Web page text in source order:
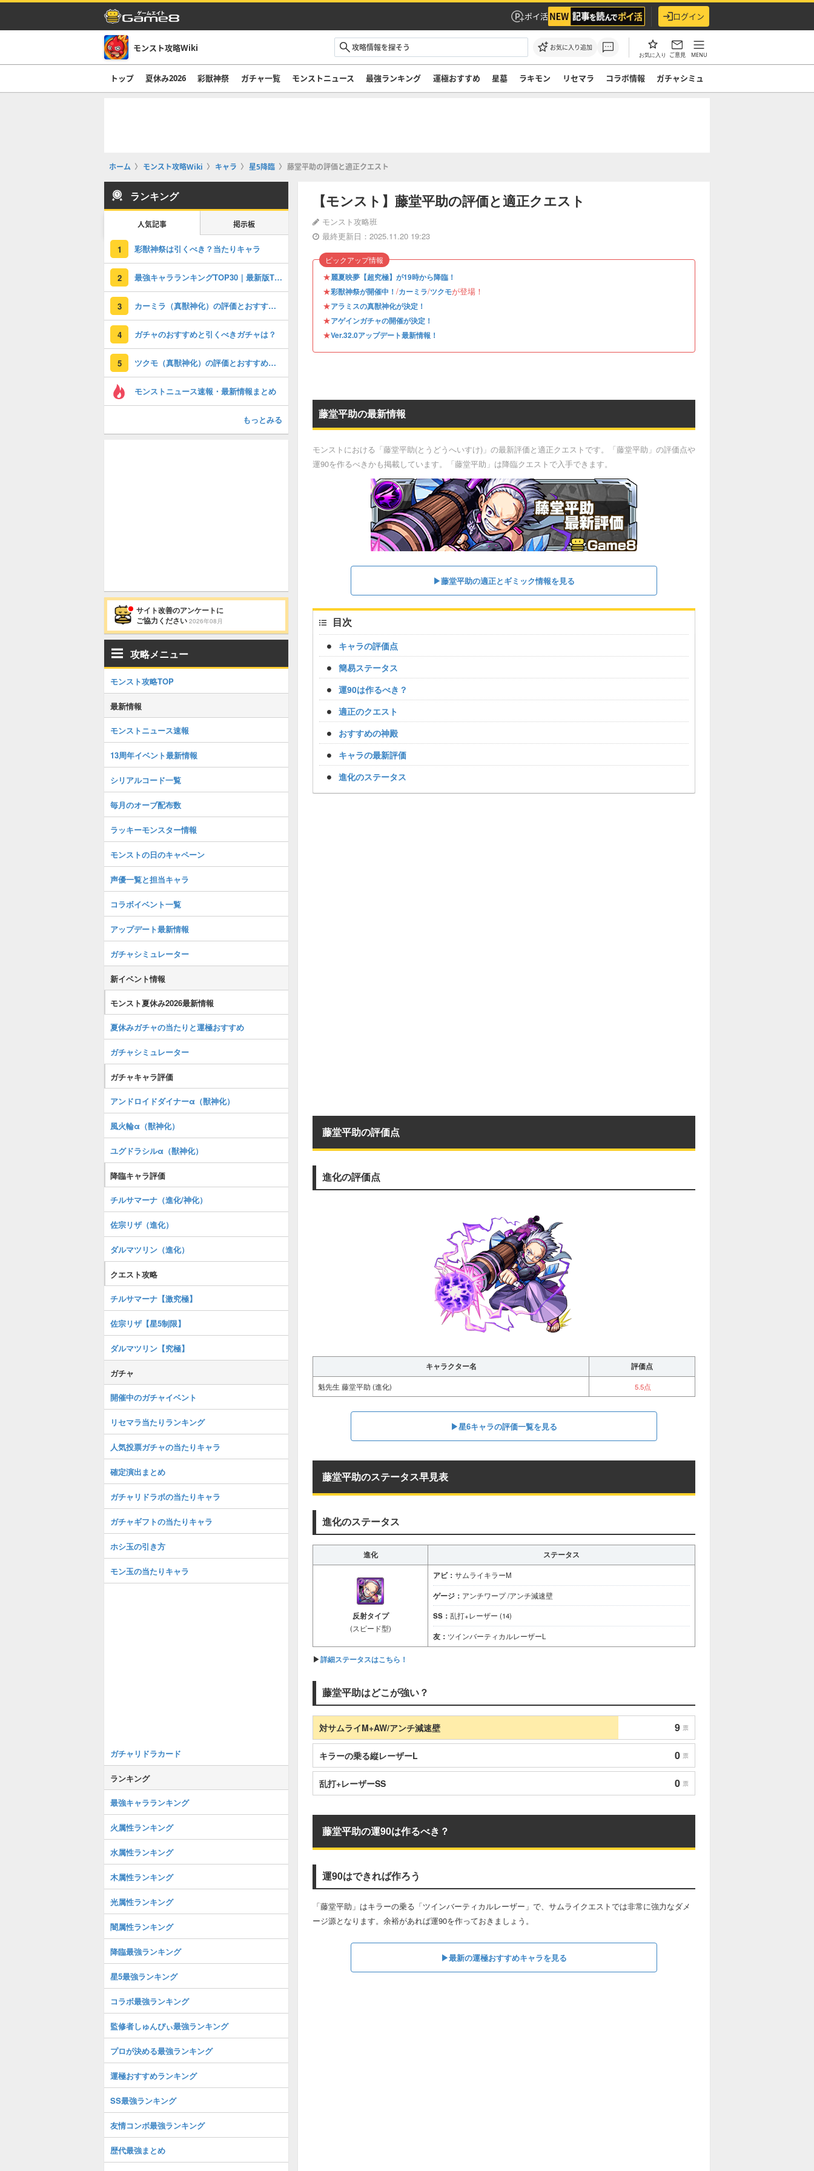
ポイ活 ログイン
モンスト攻略Wiki お気に入り追加
お気に入り ご意見 MENU
トップ 夏休み2026 彩獣神祭 ガチャ一覧 モンストニュース 最強ランキング 運極おすすめ 星墓 ラキモン リセマラ コラボ情報 ガチャシミュ
ホーム モンスト攻略Wiki キャラ 星5降臨 藤堂平助の評価と適正クエスト
【モンスト】藤堂平助の評価と適正クエスト
モンスト攻略班
最終更新日：2025.11.20 19:23
★麗夏映夢【超究極】が19時から降臨！
★彩獣神祭が開催中！ /カーミラ/ツクモが登場！
★アラミスの真獣神化が決定！
★アゲインガチャの開催が決定！
★Ver.32.0アップデート最新情報！
ピックアップ情報
藤堂平助の最新情報
モンストにおける「藤堂平助(とうどうへいすけ)」の最新評価と適正クエストです。「藤堂平助」の評価点や
運90を作るべきかも掲載しています。「藤堂平助」は降臨クエストで入手できます。
▶藤堂平助の適正とギミック情報を見る
目次
キャラの評価点
簡易ステータス
運90は作るべき？
適正のクエスト
おすすめの神殿
キャラの最新評価
進化のステータス
藤堂平助の評価点
進化の評価点
キャラクター名 評価点
魁先生 藤堂平助 (進化) 5.5点
▶星6キャラの評価一覧を見る
藤堂平助のステータス早見表
進化のステータス
進化 ステータス
反射タイプ
(スピード型)
アビ： サムライキラーM
ゲージ： アンチワープ /アンチ減速壁
SS： 乱打+レーザー (14)
友： ツインバーティカルレーザーL
▶詳細ステータスはこちら！
藤堂平助はどこが強い？
対サムライM+AW/アンチ減速壁 9 票
キラーの乗る縦レーザーL 0 票
乱打+レーザーSS 0 票
藤堂平助の運90は作るべき？
運90はできれば作ろう
「藤堂平助」はキラーの乗る「ツインバーティカルレーザー」で、サムライクエストでは非常に強力なダメ
ージ源となります。余裕があれば運90を作っておきましょう。
▶最新の運極おすすめキャラを見る
ランキング
人気記事 掲示板
1 彩獣神祭は引くべき？当たりキャラ
2 最強キャラランキングTOP30｜最新版Tier
3 カーミラ（真獣神化）の評価とおすすめのわくわくの実
4 ガチャのおすすめと引くべきガチャは？
5 ツクモ（真獣神化）の評価とおすすめのわくわくの実
モンストニュース速報・最新情報まとめ
もっとみる
サイト改善のアンケートに
ご協力ください 2026年08月
攻略メニュー
モンスト攻略TOP
最新情報
モンストニュース速報
13周年イベント最新情報
シリアルコード一覧
毎月のオーブ配布数
ラッキーモンスター情報
モンストの日のキャペーン
声優一覧と担当キャラ
コラボイベント一覧
アップデート最新情報
ガチャシミュレーター
新イベント情報
モンスト夏休み2026最新情報
夏休みガチャの当たりと運極おすすめ
ガチャシミュレーター
ガチャキャラ評価
アンドロイドダイナーα（獣神化）
風火輪α（獣神化）
ユグドラシルα（獣神化）
降臨キャラ評価
チルサマーナ（進化/神化）
佐宗リザ（進化）
ダルマツリン（進化）
クエスト攻略
チルサマーナ【激究極】
佐宗リザ【星5制限】
ダルマツリン【究極】
ガチャ
開催中のガチャイベント
リセマラ当たりランキング
人気投票ガチャの当たりキャラ
確定演出まとめ
ガチャリドラボの当たりキャラ
ガチャギフトの当たりキャラ
ホシ玉の引き方
モン玉の当たりキャラ
ガチャリドラカード
ランキング
最強キャラランキング
火属性ランキング
水属性ランキング
木属性ランキング
光属性ランキング
闇属性ランキング
降臨最強ランキング
星5最強ランキング
コラボ最強ランキング
監修者しゅんぴぃ最強ランキング
プロが決める最強ランキング
運極おすすめランキング
SS最強ランキング
友情コンボ最強ランキング
歴代最強まとめ